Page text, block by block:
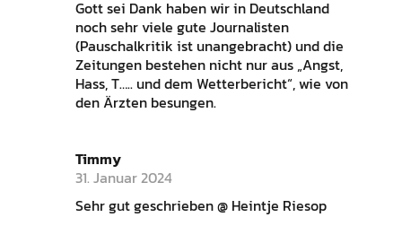
Gott sei Dank haben wir in Deutschland
noch sehr viele gute Journalisten
(Pauschalkritik ist unangebracht) und die
Zeitungen bestehen nicht nur aus „Angst,
Hass, T….. und dem Wetterbericht“, wie von
den Ärzten besungen.
Timmy
31. Januar 2024
Sehr gut geschrieben @ Heintje Riesop